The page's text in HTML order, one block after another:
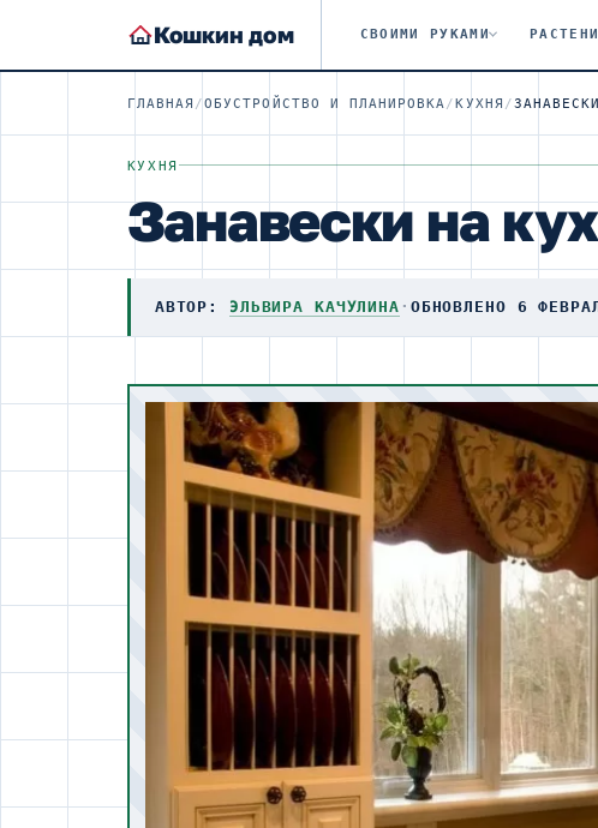
Кошкин дом СВОИМИ РУКАМИ
ГЛАВНАЯ /ОБУСТРОЙСТВО И ПЛАНИРОВКА /КУХНЯ /
КУХНЯ
Занавески на
АВТОР: ЭЛЬВИРА КАЧУЛИНА · ОБНОВЛЕНО 6